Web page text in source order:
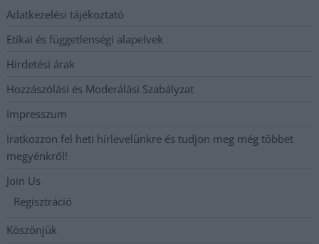
Adatkezelési tájékoztató
Etikai és függetlenségi alapelvek
Hirdetési árak
Hozzászólási és Moderálási Szabályzat
Impresszum
Iratkozzon fel heti hírlevelünkre és tudjon meg még többet
megyénkről!
Join Us
Regisztráció
Köszönjük